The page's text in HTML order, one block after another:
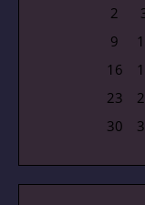
2
9
16
23
30